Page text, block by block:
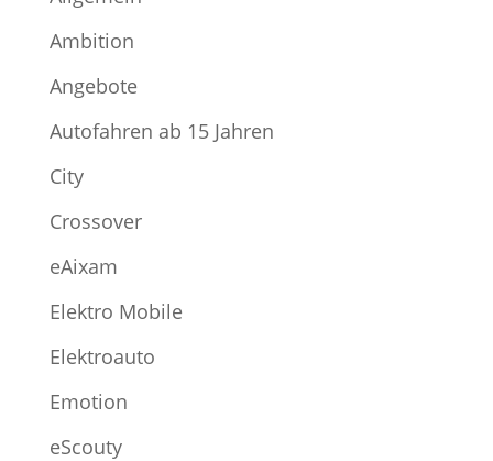
Ambition
Angebote
Autofahren ab 15 Jahren
City
Crossover
eAixam
Elektro Mobile
Elektroauto
Emotion
eScouty